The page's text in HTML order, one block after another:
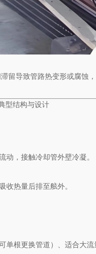
留导致管路热变形或腐蚀
型结构与设计
动，接触冷却管外壁冷凝。
收热量后排至舷外。
单根更换管道）、适合大流